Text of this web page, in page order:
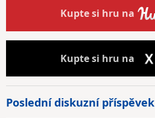
Kuptesi hru na
Kuptesi hru na
Poslední diskuzní příspěvek